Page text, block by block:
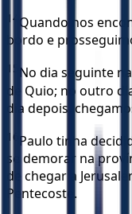
14 Quando nos
bordo e
15 No dia seguinte
de Quio; no outro
dia depois,
16 Paulo tinha
se demorar na
de chegar a
Pentecoste.